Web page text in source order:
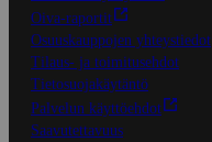
Oiva-raportit
Osuuskauppojen yhteystiedot
Tilaus- ja toimitusehdot
Tietosuojakäytäntö
Palvelun käyttöehdot
Saavutettavuus